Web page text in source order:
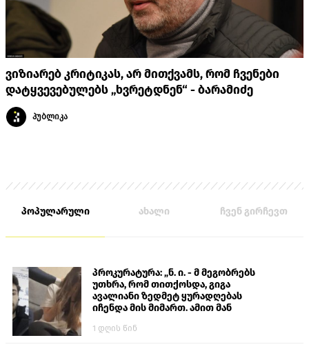
ვიზიარებ კრიტიკას, არ მითქვამს, რომ ჩვენები
დატყვევებულებს „ხვრეტდნენ“ - ბარამიძე
პუბლიკა
პოპულარული ახალი ჩვენ გირჩევთ
პროკურატურა: „ნ. ი. - მ მეგობრებს
უთხრა, რომ თითქოსდა, გიგა
ავალიანი ზედმეტ ყურადღებას
იჩენდა მის მიმართ. ამით მან
თავს დასხმოდა გიგა ავალიანს“
1 დღის წინ